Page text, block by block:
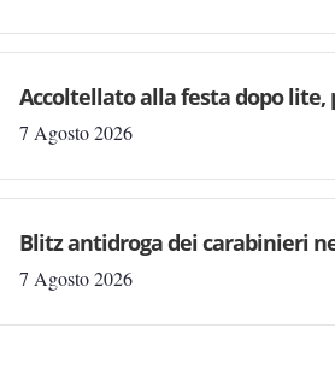
Accoltellato alla festa dopo lite,
7 Agosto 2026
Blitz antidroga dei carabinieri
7 Agosto 2026